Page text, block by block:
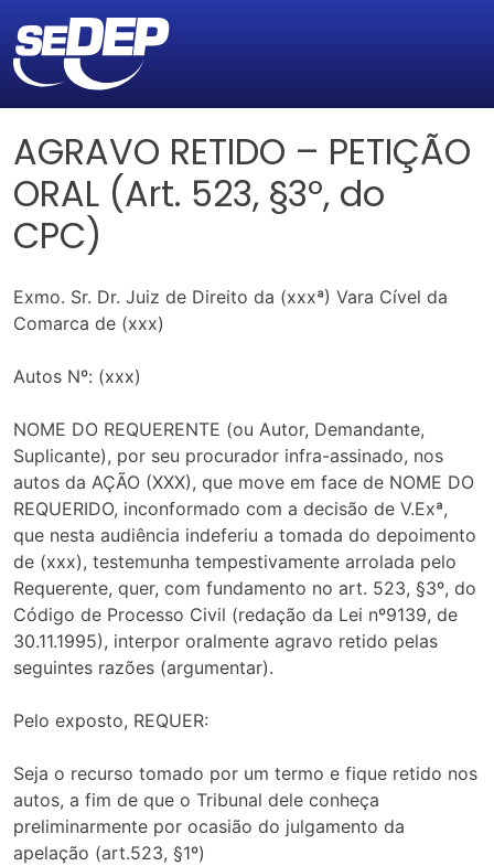
AGRAVO RETIDO – PETIÇÃO
ORAL (Art. 523, §3º, do
CPC)
Exmo. Sr. Dr. Juiz de Direito da (xxxª) Vara Cível da
Comarca de (xxx)
Autos Nº: (xxx)
NOME DO REQUERENTE (ou Autor, Demandante,
Suplicante), por seu procurador infra-assinado, nos
autos da AÇÃO (XXX), que move em face de NOME DO
REQUERIDO, inconformado com a decisão de V.Exª,
que nesta audiência indeferiu a tomada do depoimento
de (xxx), testemunha tempestivamente arrolada pelo
Requerente, quer, com fundamento no art. 523, §3º, do
Código de Processo Civil (redação da Lei nº9139, de
30.11.1995), interpor oralmente agravo retido pelas
seguintes razões (argumentar).
Pelo exposto, REQUER:
Seja o recurso tomado por um termo e fique retido nos
autos, a fim de que o Tribunal dele conheça
preliminarmente por ocasião do julgamento da
apelação (art.523, §1º)